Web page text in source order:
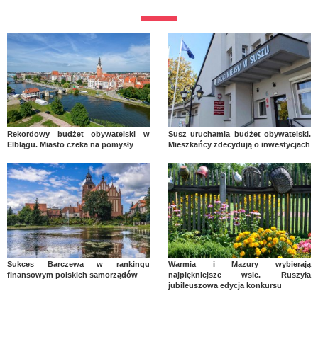
Rekordowy budżet obywatelski w
Elblągu. Miasto czeka na pomysły
Susz uruchamia budżet obywatelski.
Mieszkańcy zdecydują o inwestycjach
Sukces Barczewa w rankingu
finansowym polskich samorządów
Warmia i Mazury wybierają
najpiękniejsze wsie. Ruszyła
jubileuszowa edycja konkursu